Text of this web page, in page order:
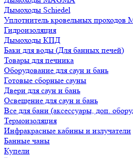
Дымоходы Schiedel
Уплотнитель кровельных проходов
Гидроизоляция
Дымоходы КПД
Баки для воды (Для банных печей)
Товары для печника
Оборудование для саун и бань
Готовые сборные сауны
Двери для саун и бань
Освещение для саун и бань
Все для бани (аксессуары, доп.
Термоизоляция
Инфракрасные кабины и излучатели
Банные чаны
Купели